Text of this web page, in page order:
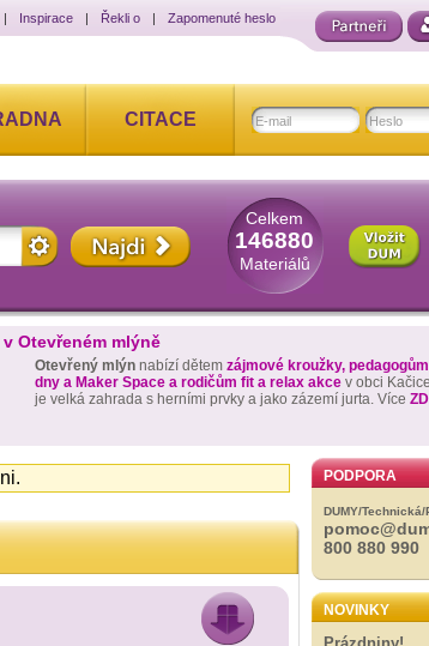
| Inspirace | Řekli o | Zapomenuté heslo
CITACE
Celkem
146880
Materiálů
Otevřeném mlýně
Otevřený mlýn nabízí dětem zájmové kroužky,
dny a Maker Space a rodičům fit a relax akce v obci
je velká zahrada s herními prvky a jako zázemí jurta. Více
PODPORA
DUMY/
800 880 990
NOVINKY